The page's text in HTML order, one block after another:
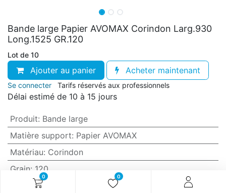
0 0
Bande large Papier AVOMAX Corindon Larg.930
Long.1525 GR.120
Lot de 10
Ajouter au panier Acheter maintenant
Se connecter Tarifs réservés aux professionnels
Délai estimé de 10 à 15 jours
Produit: Bande large
Matière support: Papier AVOMAX
Matériau: Corindon
Grain: 120
Anti-encrassement